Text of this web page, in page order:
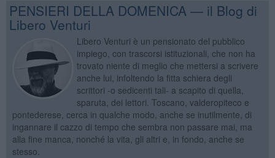
PENSIERI DELLA DOMENICA — il Blog di
Libero Venturi
Libero Venturi è un pensionato del pubblico
impiego, con trascorsi istituzionali, che non ha
trovato niente di meglio che mettersi a scrivere
anche lui, infoltendo la fitta schiera degli
scrittori -o sedicenti tali- a scapito di quella,
sparuta, dei lettori. Toscano, valderopiteco e
pontederese, cerca in qualche modo, anche se inutilmente, di
ingannare il cazzo di tempo che sembra non passare mai, ma
alla fine manca, nonché la vita, gli altri e, in fondo, anche se
stesso.